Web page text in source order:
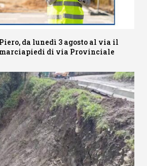
da lunedì 3 agosto al via il
di via Provinciale